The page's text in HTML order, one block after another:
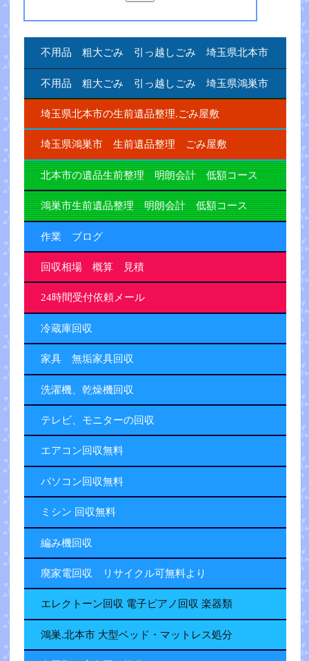
不用品 粗大ごみ 引っ越しごみ 埼玉県北本市
不用品 粗大ごみ 引っ越しごみ 埼玉県鴻巣市
埼玉県北本市の生前遺品整理.ごみ屋敷
埼玉県鴻巣市 生前遺品整理 ごみ屋敷
北本市の遺品生前整理 明朗会計 低額コース
鴻巣市生前遺品整理 明朗会計 低額コース
作業 ブログ
回収相場 概算 見積
24時間受付依頼メール
冷蔵庫回収
家具 無垢家具回収
洗濯機、乾燥機回収
テレビ、モニターの回収
エアコン回収無料
パソコン回収無料
ミシン 回収無料
編み機回収
廃家電回収 リサイクル可無料より
エレクトーン回収 電子ピアノ回収 楽器類
鴻巣.北本市 大型ベッド・マットレス処分